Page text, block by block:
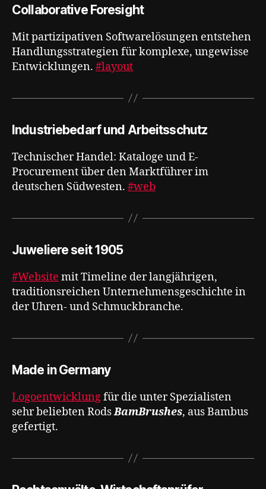
Collaborative Foresight
Mit partizipativen Softwarelösungen entstehen
Handlungsstrategien für komplexe, ungewisse
Entwicklungen​​​​​​​​​​​​​​​​. #layout
Industriebedarf und Arbeitsschutz
Technischer Handel: Kataloge und E-
Procurement über den Marktführer im
deutschen Südwesten. #web
Juweliere seit 1905
#Website mit Timeline der langjährigen,
traditionsreichen Unternehmensgeschichte in
der Uhren- und Schmuckbranche.
Made in Germany
Logoentwicklungfür die unter Spezialisten
sehr beliebten RodsBamBrushes, aus Bambus
gefertigt.